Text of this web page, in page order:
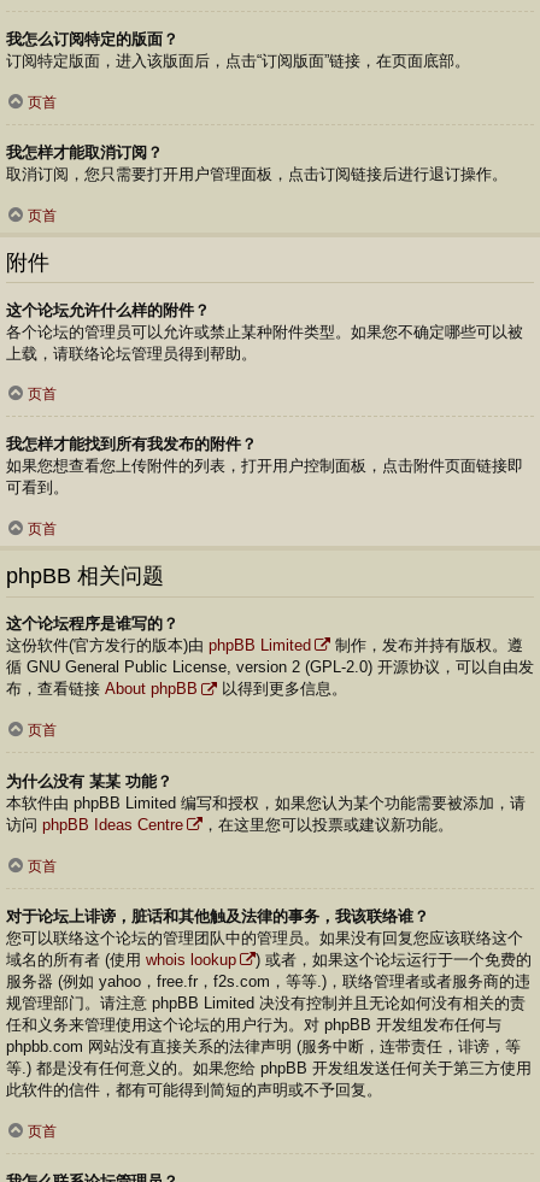
我怎么订阅特定的版面？
订阅特定版面，进入该版面后，点击“订阅版面”链接，在页面底部。
页首
我怎样才能取消订阅？
取消订阅，您只需要打开用户管理面板，点击订阅链接后进行退订操作。
页首
附件
这个论坛允许什么样的附件？
各个论坛的管理员可以允许或禁止某种附件类型。如果您不确定哪些可以被
上载，请联络论坛管理员得到帮助。
页首
我怎样才能找到所有我发布的附件？
如果您想查看您上传附件的列表，打开用户控制面板，点击附件页面链接即
可看到。
页首
phpBB 相关问题
这个论坛程序是谁写的？
这份软件(官方发行的版本)由 phpBB Limited
制作，发布并持有版权。遵
循 GNU General Public License, version 2 (GPL-2.0) 开源协议，可以自由发
布，查看链接 About phpBB 以得到更多信息。
页首
为什么没有 某某 功能？
本软件由 phpBB Limited 编写和授权，如果您认为某个功能需要被添加，请
访问 phpBB Ideas Centre ，在这里您可以投票或建议新功能。
页首
对于论坛上诽谤，脏话和其他触及法律的事务，我该联络谁？
您可以联络这个论坛的管理团队中的管理员。如果没有回复您应该联络这个
域名的所有者 (使用 whois lookup
) 或者，如果这个论坛运行于一个免费的
服务器 (例如 yahoo，free.fr，f2s.com，等等.)，联络管理者或者服务商的违
规管理部门。请注意 phpBB Limited 决没有控制并且无论如何没有相关的责
任和义务来管理使用这个论坛的用户行为。对 phpBB 开发组发布任何与
phpbb.com 网站没有直接关系的法律声明 (服务中断，连带责任，诽谤，等
等.) 都是没有任何意义的。如果您给 phpBB 开发组发送任何关于第三方使用
此软件的信件，都有可能得到简短的声明或不予回复。
页首